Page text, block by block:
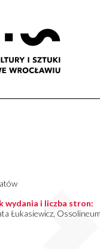
wydania i liczba stron:
Łukasiewicz,